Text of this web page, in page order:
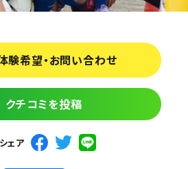
験希望・お問い合わせ
クチコミを投稿
ェア